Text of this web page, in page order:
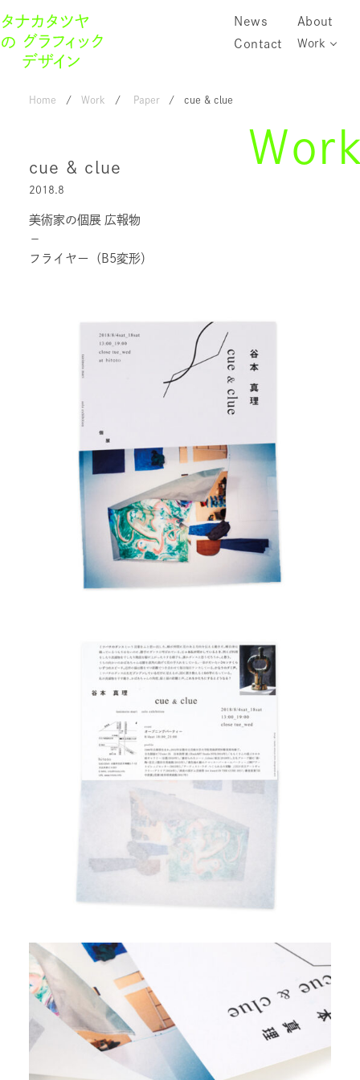
News
About
Contact
Work
Home Work Paper cue & clue
cue & clue
2018.8
美術家の個展 広報物
－
フライヤー（B5変形）